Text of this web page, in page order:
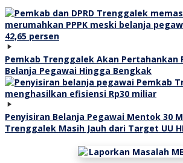
Pemkab Trenggalek Akan Pertahankan
Belanja Pegawai Hingga Bengkak
Penyisiran Belanja Pegawai Mentok 30
Trenggalek Masih Jauh dari Target UU